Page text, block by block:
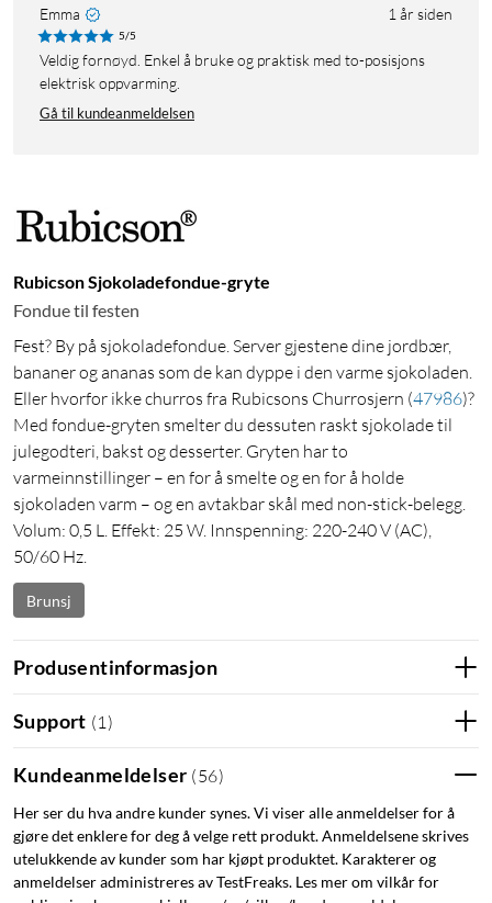
Emma 1 år siden
5/5
Veldig fornøyd. Enkel å bruke og praktisk med to-posisjons
elektrisk oppvarming.
Gå til kundeanmeldelsen
Rubicson Sjokoladefondue-gryte
Fondue til festen
Fest? By på sjokoladefondue. Server gjestene dine jordbær,
bananer og ananas som de kan dyppe i den varme sjokoladen.
Eller hvorfor ikke churros fra Rubicsons Churrosjern (47986)?
Med fondue-gryten smelter du dessuten raskt sjokolade til
julegodteri, bakst og desserter. Gryten har to
varmeinnstillinger – en for å smelte og en for å holde
sjokoladen varm – og en avtakbar skål med non-stick-belegg.
Volum: 0,5 L. Effekt: 25 W. Innspenning: 220-240 V (AC),
50/60 Hz.
Brunsj
Produsentinformasjon
Support (1 )
Kundeanmeldelser (56)
Her ser du hva andre kunder synes. Vi viser alle anmeldelser for å
gjøre det enklere for deg å velge rett produkt. Anmeldelsene skrives
utelukkende av kunder som har kjøpt produktet. Karakterer og
anmeldelser administreres av TestFreaks. Les mer om vilkår for